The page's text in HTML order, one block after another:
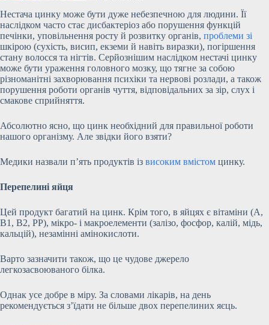
Нестача цинку може бути дуже небезпечною для людини. Її
наслідком часто стає дисбактеріоз або порушення функцій
печінки, уповільнення росту й розвитку органів, проблеми зі
шкірою (сухість, висип, екземи й навіть виразки), погіршення
стану волосся та нігтів. Серйознішим наслідком нестачі цинку
може бути ураження головного мозку, що тягне за собою
різноманітні захворювання психіки та нервові розлади, а також
порушення роботи органів чуття, відповідальних за зір, слух і
смакове сприйняття.
Абсолютно ясно, що цинк необхідний для правильної роботи
нашого організму. Але звідки його взяти?
Медики назвали п’ять продуктів із високим вмістом цинку.
Перепелині яйця
Цей продукт багатий на цинк. Крім того, в яйцях є вітаміни (А,
В1, В2, РР), мікро- і макроелементи (залізо, фосфор, калій, мідь,
кальцій), незамінні амінокислоти.
Варто зазначити також, що це чудове джерело
легкозасвоюваного білка.
Однак усе добре в міру. За словами лікарів, на день
рекомендується з’їдати не більше двох перепелиних яєць.